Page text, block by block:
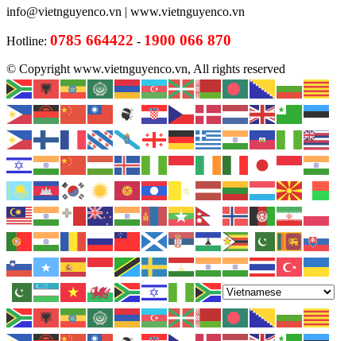
info@vietnguyenco.vn | www.vietnguyenco.vn
Hotline: 0785 664422 - 1900 066 870
© Copyright www.vietnguyenco.vn, All rights reserved